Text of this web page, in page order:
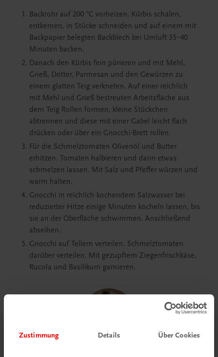
Zustimmung Details Über Cookies
Backrohr auf 200 °C vorheizen. Kürbis schälen,
entkernen, in Stücke schneiden und auf einem mit
Backpapier belegten Backblech bei Umluft 35–40
Minuten backen.
Danach den Kürbis fein pürieren und mit Mehl,
Grieß, Dotter, Parmesan und den Gewürzen zu
einem glatten Teig verkneten. Auf einer reichlich
mit Mehl und Grieß bestreuten Arbeitsfläche aus
dem Teig Rollen formen, kleine Stückchen
abtrennen und diese mit einer Gabel leicht flach
drücken oder über ein Gnocchi-Brett rollen.
Für die Schmelztomaten Olivenöl und Butter
erhitzen. Tomaten halbieren und darin etwas
schmelzen lassen. Mit Salz und Pfeffer würzen und
warm halten.
Gnocchi in reichlich kochendem Salzwasser bei
reduzierter Hitze einige Minuten köcheln lassen, bis
sie an der Oberfläche schwimmen. Anschließend
abseihen.
Gnocchi auf Tellern verteilen. Schmelztomaten
darüber verteilen. Mit gezupftem Ziegenfrischkäse,
Rucola und Basilikum garnieren.